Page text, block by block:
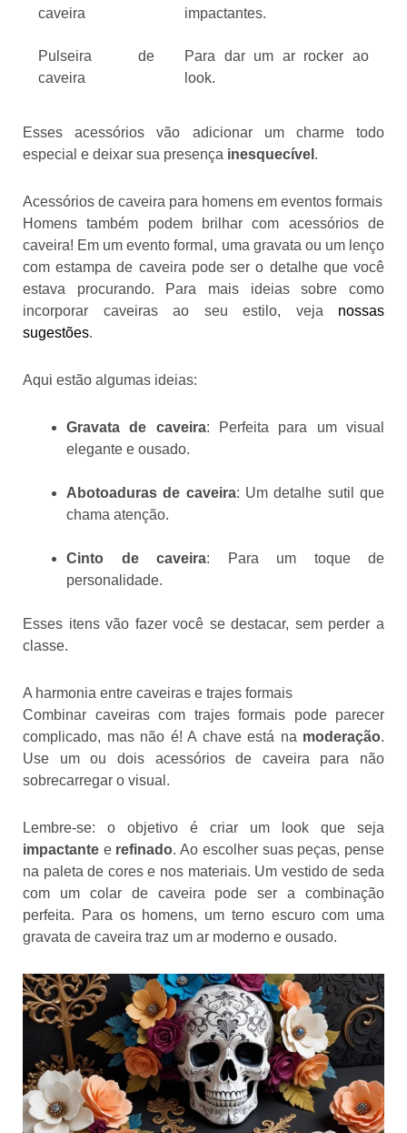
caveira impactantes.
Pulseira de
caveira
Para dar um ar rocker ao
look.
Esses acessórios vão adicionar um charme todo
especial e deixar sua presença inesquecível .
Acessórios de caveira para homens em eventos formais
Homens também podem brilhar com acessórios de
caveira! Em um evento formal, uma gravata ou um lenço
com estampa de caveira pode ser o detalhe que você
estava procurando. Para mais ideias sobre como
incorporar caveiras ao seu estilo, veja nossas
sugestões.
Aqui estão algumas ideias:
Gravata de caveira: Perfeita para um visual
elegante e ousado.
Abotoaduras de caveira: Um detalhe sutil que
chama atenção.
Cinto de caveira: Para um toque de
personalidade.
Esses itens vão fazer você se destacar, sem perder a
classe.
A harmonia entre caveiras e trajes formais
Combinar caveiras com trajes formais pode parecer
complicado, mas não é! A chave está na moderação.
Use um ou dois acessórios de caveira para não
sobrecarregar o visual.
Lembre-se: o objetivo é criar um look que seja
impactante e refinado. Ao escolher suas peças, pense
na paleta de cores e nos materiais. Um vestido de seda
com um colar de caveira pode ser a combinação
perfeita. Para os homens, um terno escuro com uma
gravata de caveira traz um ar moderno e ousado.